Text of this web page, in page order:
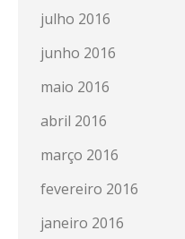
julho 2016
junho 2016
maio 2016
abril 2016
março 2016
fevereiro 2016
janeiro 2016